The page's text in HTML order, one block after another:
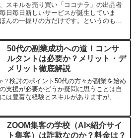
一種の個人情報取得用
？50代が知っておくべきリスクと対策
スキルを売り買い「ココナラ」の出品者
日毎日新しいサービスが誕生していま
んの一握りの方だけです。というのも、
50代の副業成功への道！コンサ
ルタントは必要か？メリット・デ
メリット徹底解説
？検討のポイント50代の方々が副業を始め
支援が必要かどうか疑問に思うことは自
は豊富な経験とスキルがありますが、副
ZOOM集客の学校（AI×紹介サイ
ト集客）は詐欺なのか？料金は？